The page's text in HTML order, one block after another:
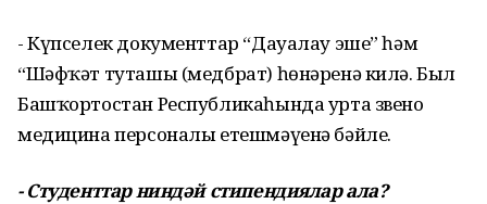
- Күпселек документтар “Дауалау эше” һәм
“Шәфҡәт туташы (медбрат) һөнәренә килә. Был
Башҡортостан Республикаһында урта звено
медицина персоналы етешмәүенә бәйле.
- Студенттар ниндәй стипендиялар ала?